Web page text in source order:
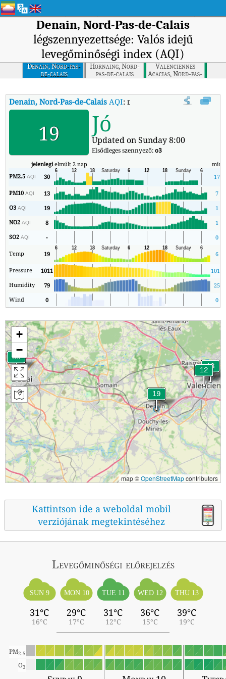
Denain, Nord-Pas-de-Calais
légszennyezettsége: Valós idejű
levegőminőségi index (AQI)
Denain, Nord-pas-
de-calais
Hornaing, Nord-
pas-de-calais
Valenciennes
Acacias, Nord-pas-
de-calais
Denain, Nord-Pas-de-Calais AQI:Denain, Nord-Pas-de-Calais
19 Jó
Updated on Sunday 8:00
Elsődleges szennyező:o3
jelenlegielmúlt 2 nap min
PM2.5AQI 30 17
PM10AQI 13
7
O3AQI 19
1
NO2AQI 8
1
SO2AQI - 0
Temp 19 6
Pressure 1011 1011
Humidity
79
25
Wind
0 0
+
−
map ©OpenStreetMapcontributors
Kattintson ide a weboldal mobil
verziójának megtekintéséhez
Levegőminőségi előrejelzés
SUN 9
31°C
16°C
MON 10
29°C
17°C
TUE 11
31°C
12°C
WED 12
36°C
15°C
THU 13
39°C
19°C
PM2.5
O3